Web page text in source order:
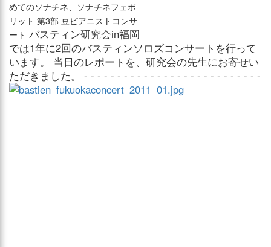
めてのソナチネ、ソナチネフェボ
リット 第3部 豆ピアニストコンサ
ート バスティン研究会in福岡
では1年に2回のバスティンソロズコンサートを行って
います。 当日のレポートを、研究会の先生にお寄せい
ただきました。 - - - - - - - - - - - - - - - - - - - - - - - - - - -